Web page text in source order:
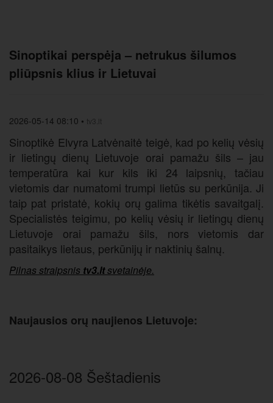
Sinoptikai perspėja – netrukus šilumos
pliūpsnis klius ir Lietuvai
2026-05-14 08:10 • tv3.lt
Sinoptikė Elvyra Latvėnaitė teigė, kad po kelių vėsių
ir lietingų dienų Lietuvoje orai pamažu šils – jau
temperatūra kai kur kils iki 24 laipsnių, tačiau
vietomis dar numatomi trumpi lietūs su perkūnija. Ji
taip pat pristatė, kokių orų galima tikėtis savaitgalį.
Specialistės teigimu, po kelių vėsių ir lietingų dienų
Lietuvoje orai pamažu šils, nors vietomis dar
pasitaikys lietaus, perkūnijų ir naktinių šalnų.
Pilnas straipsnis tv3.ltsvetainėje.
Naujausios orų naujienos Lietuvoje:
2026-08-08 Šeštadienis